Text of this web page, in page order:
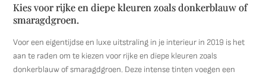
Kies voor rijke en diepe kleuren zoals donkerblauw of
smaragdgroen.
Voor een eigentijdse en luxe uitstraling in je interieur in 2019 is het
aan te raden om te kiezen voor rijke en diepe kleuren zoals
donkerblauw of smaragdgroen. Deze intense tinten voegen een